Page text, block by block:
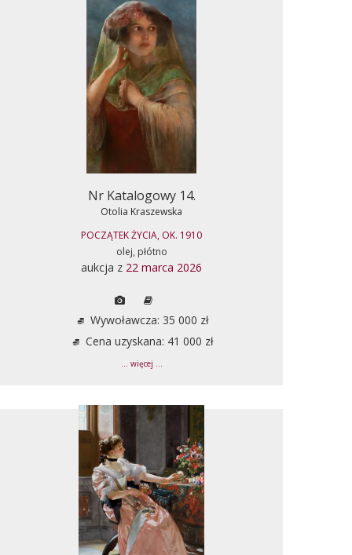
Nr Katalogowy 14.
Otolia Kraszewska
POCZĄTEK ŻYCIA, OK. 1910
olej, płótno
aukcja z 22 marca 2026
Wywoławcza: 35 000 zł
Cena uzyskana: 41 000 zł
... więcej ...